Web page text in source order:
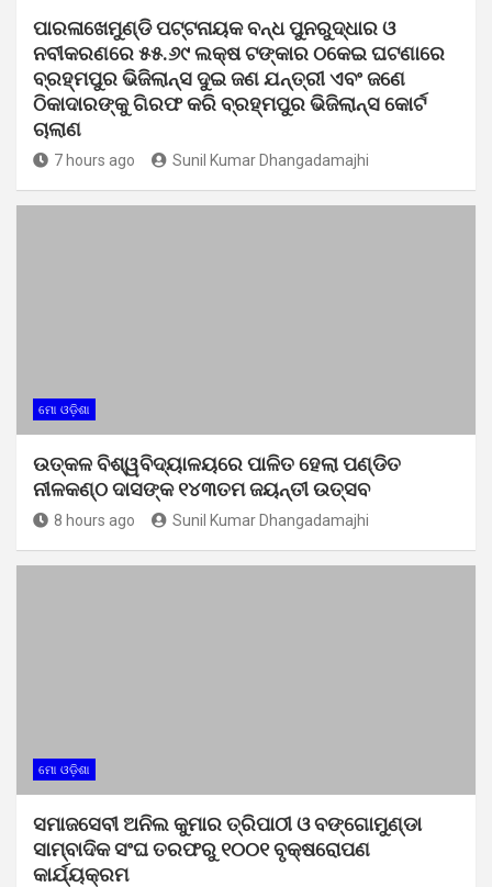
ପାରଳାଖେମୁଣ୍ଡି ପଟ୍ଟନାୟକ ବନ୍ଧ ପୁନରୁଦ୍ଧାର ଓ
ନବୀକରଣରେ ୫୫.୬୯ ଲକ୍ଷ ଟଙ୍କାର ଠକେଇ ଘଟଣାରେ
ବ୍ରହ୍ମପୁର ଭିଜିଲାନ୍ସ ଦୁଇ ଜଣ ଯନ୍ତ୍ରୀ ଏବଂ ଜଣେ
ଠିକାଦାରଙ୍କୁ ଗିରଫ କରି ବ୍ରହ୍ମପୁର ଭିଜିଲାନ୍ସ କୋର୍ଟ
ଚାଲାଣ
7 hours ago Sunil Kumar Dhangadamajhi
ମୋ ଓଡ଼ିଶା
ଉତ୍କଳ ବିଶ୍ୱବିଦ୍ୟାଳୟରେ ପାଳିତ ହେଲା ପଣ୍ଡିତ
ନୀଳକଣ୍ଠ ଦାସଙ୍କ ୧୪୩ତମ ଜୟନ୍ତୀ ଉତ୍ସବ
8 hours ago Sunil Kumar Dhangadamajhi
ମୋ ଓଡ଼ିଶା
ସମାଜସେବୀ ଅନିଲ କୁମାର ତ୍ରିପାଠୀ ଓ ବଙ୍ଗୋମୁଣ୍ଡା
ସାମ୍ବାଦିକ ସଂଘ ତରଫରୁ ୧୦୦୧ ବୃକ୍ଷରୋପଣ
କାର୍ଯ୍ୟକ୍ରମ